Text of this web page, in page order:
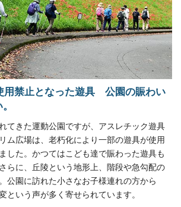
用禁止となった遊具 公園の賑わい
てきた運動公園ですが、アスレチック遊具
ム広場は、老朽化により一部の遊具が使用
した。かつてはこども達で賑わった遊具も
らに、丘陵という地形上、階段や急勾配の
公園に訪れた小さなお子様連れの方から
という声が多く寄せられています。